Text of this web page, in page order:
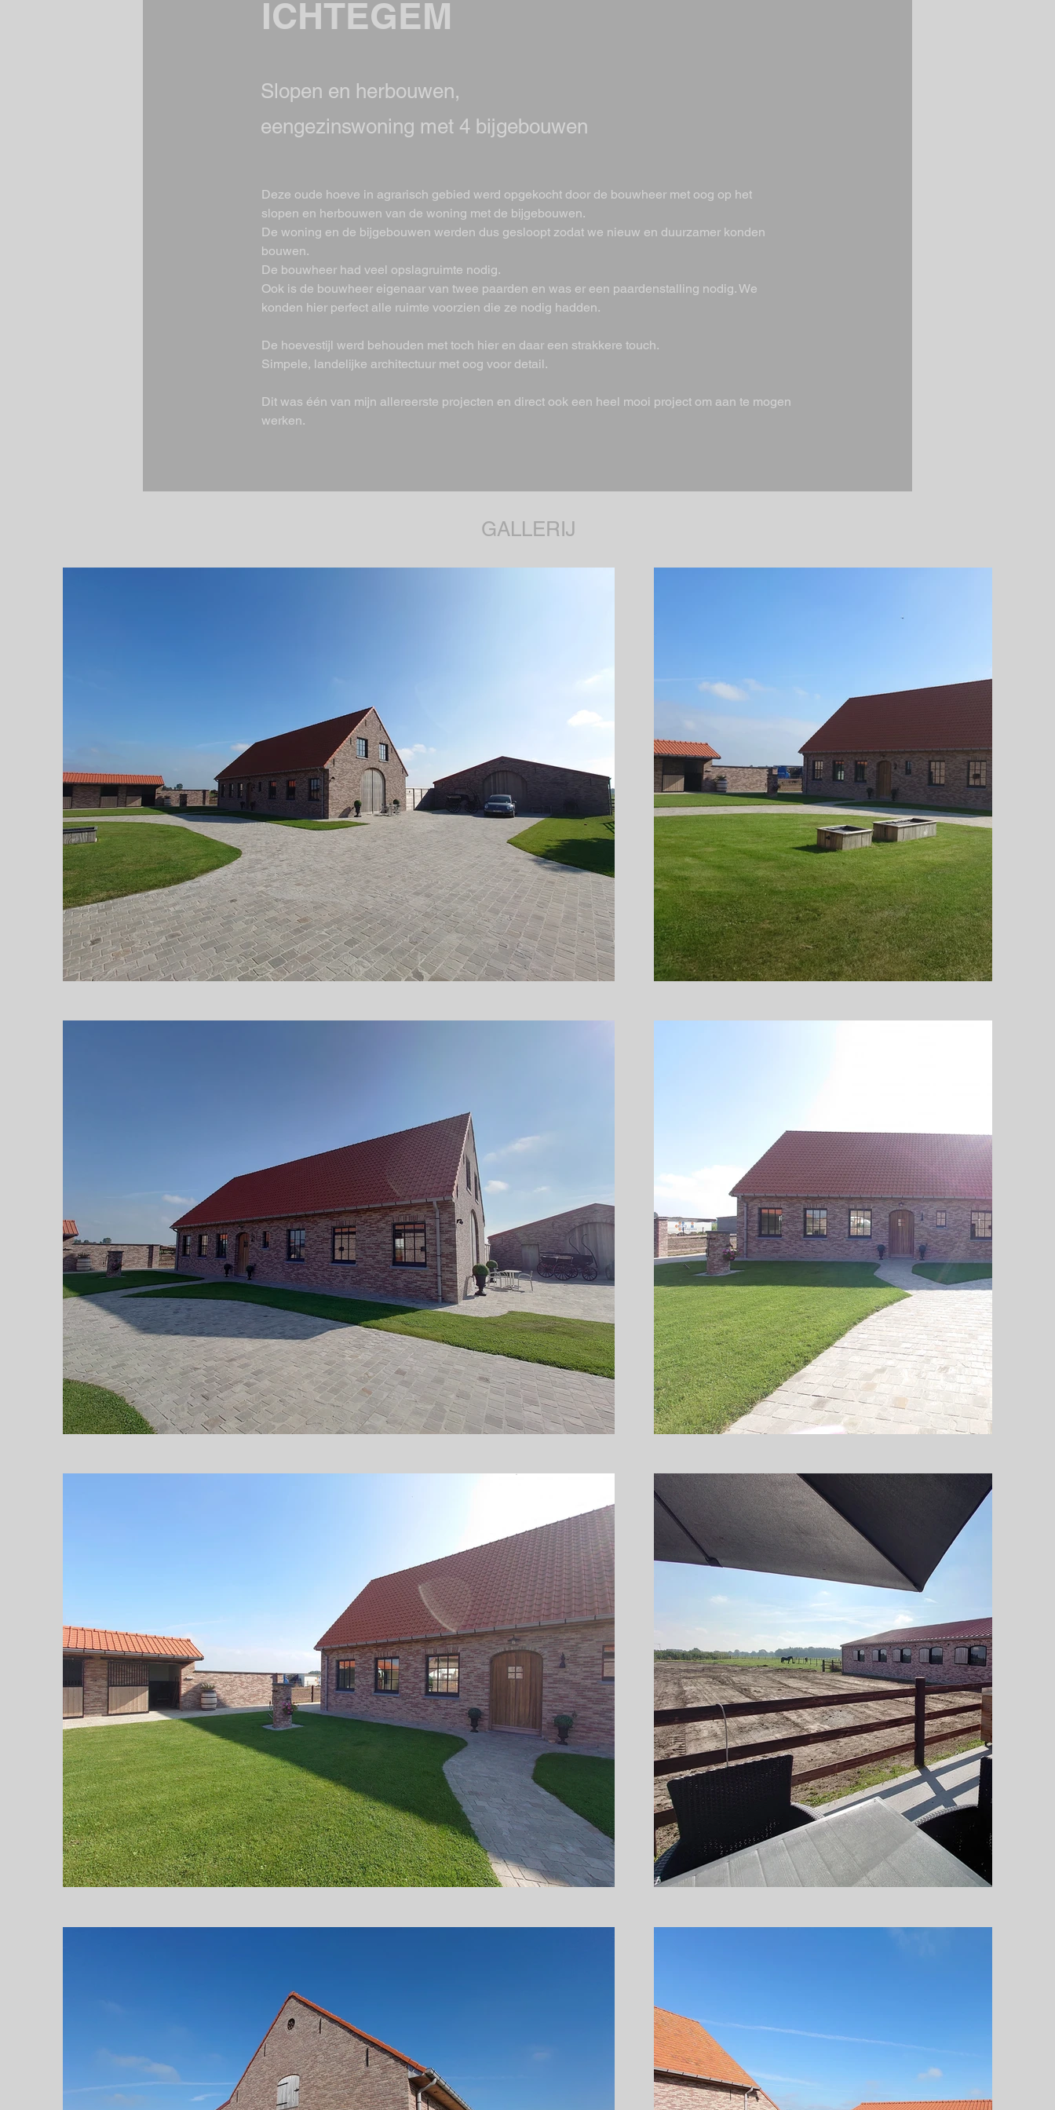
ICHTEGEM
Slopen en herbouwen,
eengezinswoning met 4 bijgebouwen
Deze oude hoeve in agrarisch gebied werd opgekocht door de bouwheer met oog op het
slopen en herbouwen van de woning met de bijgebouwen.
De woning en de bijgebouwen werden dus gesloopt zodat we nieuw en duurzamer konden
bouwen.
De bouwheer had veel opslagruimte nodig.
Ook is de bouwheer eigenaar van twee paarden en was er een paardenstalling nodig. We
konden hier perfect alle ruimte voorzien die ze nodig hadden.
De hoevestijl werd behouden met toch hier en daar een strakkere touch.
Simpele, landelijke architectuur met oog voor detail.
Dit was één van mijn allereerste projecten en direct ook een heel mooi project om aan te mogen
werken.
GALLERIJ